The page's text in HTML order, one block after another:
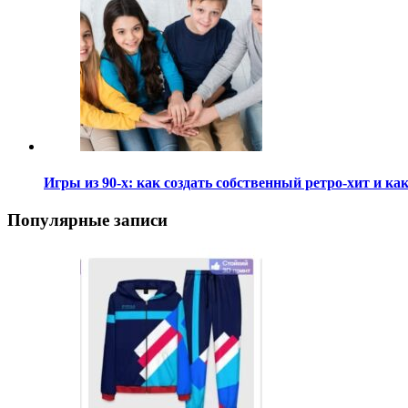
Игры из 90-х: как создать собственный ретро-хит и
Популярные записи